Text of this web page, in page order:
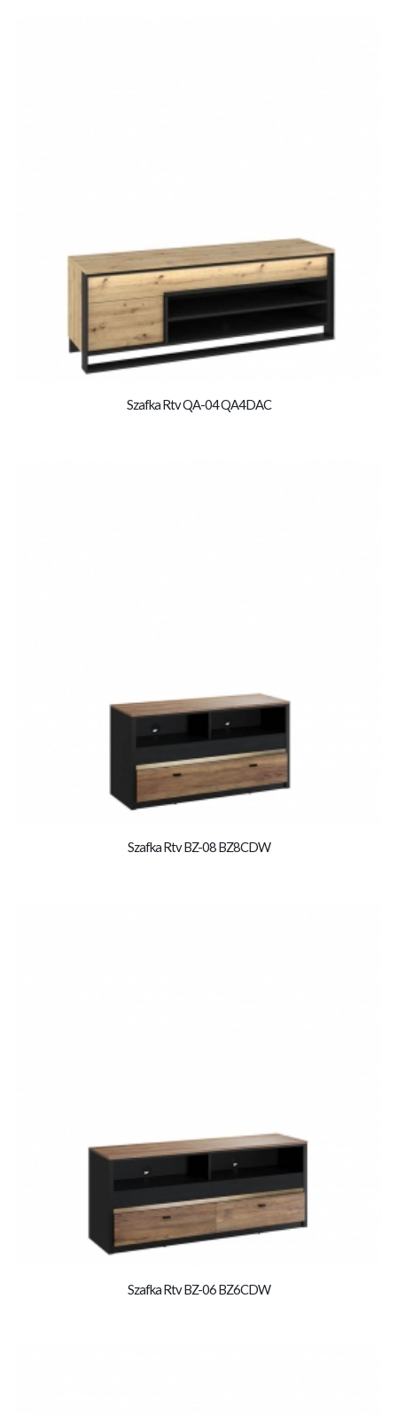
Szafka Rtv QA-04 QA4DAC
Szafka Rtv BZ-08 BZ8CDW
Szafka Rtv BZ-06 BZ6CDW